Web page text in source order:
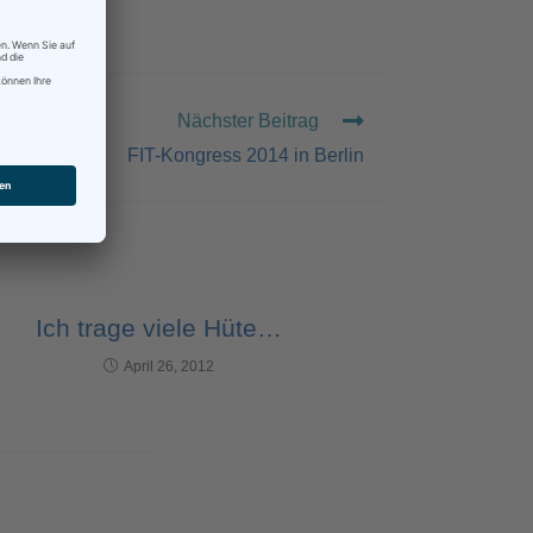
Nächster Beitrag
FIT-Kongress 2014 in Berlin
Ich trage viele Hüte…
April 26, 2012